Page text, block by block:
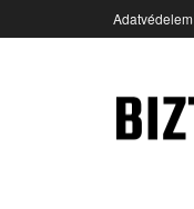
Adatvédelem